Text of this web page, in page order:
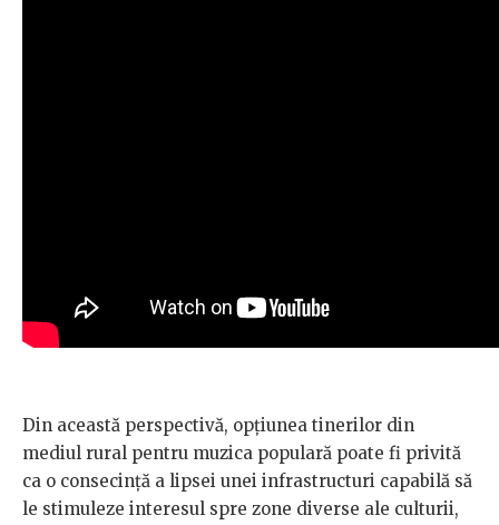
Din această perspectivă, opțiunea tinerilor din
mediul rural pentru muzica populară poate fi privită
ca o consecință a lipsei unei infrastructuri capabilă să
le stimuleze interesul spre zone diverse ale culturii,